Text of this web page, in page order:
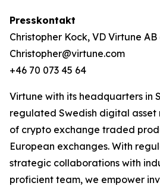
Presskontakt
Christopher Kock, VD Virtune AB
Christopher@virtune.com
+46 70 073 45 64
Virtune with its headquarters in
regulated Swedish digital asset
of crypto exchange traded
European exchanges. With
strategic collaborations with
proficient team, we empower